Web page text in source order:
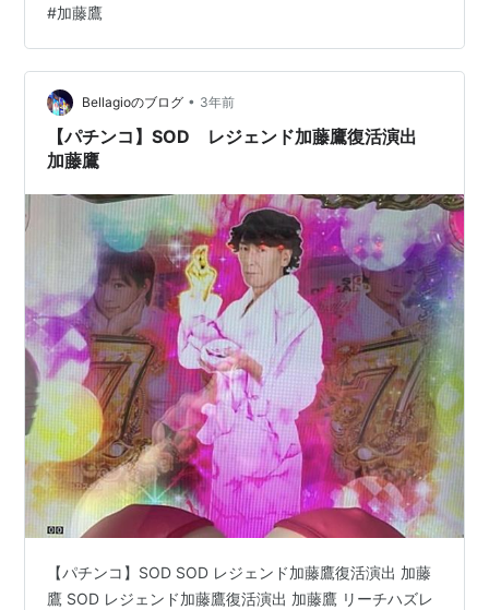
のだろうけど、どうしていいかわからない。数年前から
性教育に関するYoutubeをアップロードしているShellyさ
んの動画でも見せようかな？ 性教育チャンネル始めまし
た！”なんでお風呂場なのか”─の回 (youtube.com) 50
代…
#加藤鷹
Bellagioのブログ • 3年前
【パチンコ】SOD レジェンド加藤鷹復活演出
加藤鷹
【パチンコ】SOD SOD レジェンド加藤鷹復活演出 加藤
鷹 SOD レジェンド加藤鷹復活演出 加藤鷹 リーチハズレ